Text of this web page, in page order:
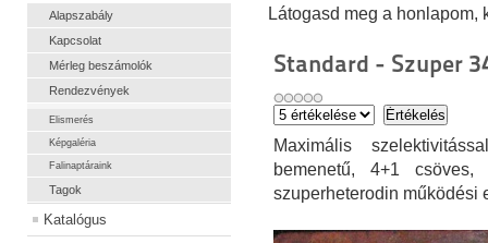
Alapszabály
Kapcsolat
Mérleg beszámolók
Rendezvények
Elismerés
Képgaléria
Falinaptáraink
Tagok
Katalógus
Látogasd meg a honlapom,
Standard - Szuper
Maximális
bemenetű, 4+1 csöves,
szuperheterodin működési